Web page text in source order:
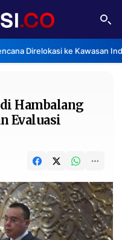
Direlokasi ke Kawasan
Hambalang
Evaluasi